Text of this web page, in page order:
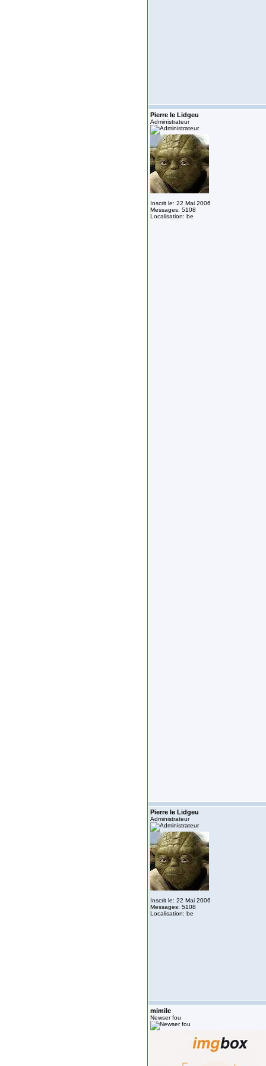
Pierre le Lidgeu
Administrateur
Inscrit le: 22 Mai 2006
Messages: 5108
Localisation: be
Pierre le Lidgeu
Administrateur
Inscrit le: 22 Mai 2006
Messages: 5108
Localisation: be
mimile
Newser fou